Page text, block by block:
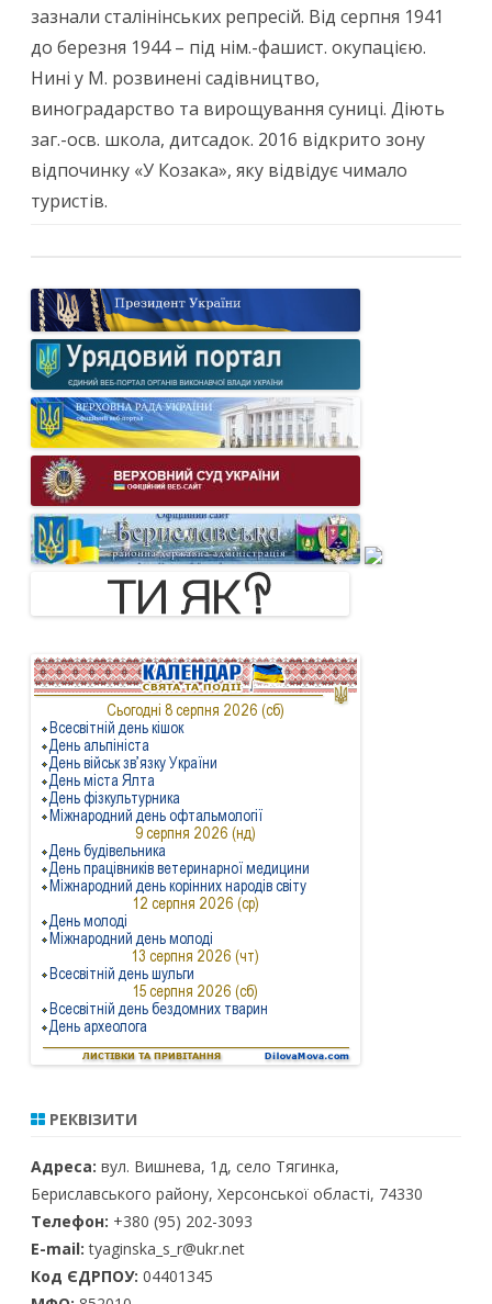
зазнали сталінінських репресій. Від серпня 1941
до березня 1944 – під нім.-фашист. окупацією.
Нині у М. розвинені садівництво,
виноградарство та вирощування суниці. Діють
заг.-осв. школа, дитсадок. 2016 відкрито зону
відпочинку «У Козака», яку відвідує чимало
туристів.
РЕКВІЗИТИ
Адреса: вул. Вишнева, 1д, село Тягинка,
Бериславського району, Херсонської області, 74330
Телефон: +380 (95) 202-3093
E-mail:tyaginska_s_r@ukr.net
Код ЄДРПОУ: 04401345